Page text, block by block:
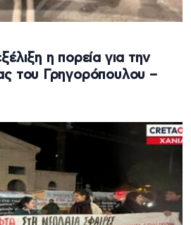
η πορεία για την
του Γρηγορόπουλου –